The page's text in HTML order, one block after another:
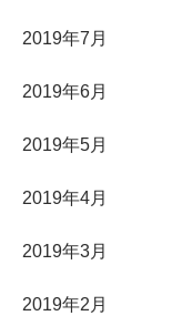
2019年7月
2019年6月
2019年5月
2019年4月
2019年3月
2019年2月